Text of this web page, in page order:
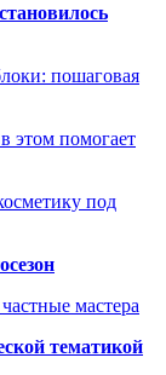
пошаговая
этом помогает
под
мастера
тематикой